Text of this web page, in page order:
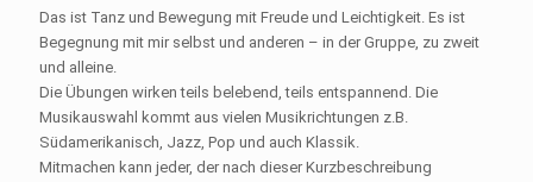
Das ist Tanz und Bewegung mit Freude und Leichtigkeit. Es ist
Begegnung mit mir selbst und anderen – in der Gruppe, zu zweit
und alleine.
Die Übungen wirken teils belebend, teils entspannend. Die
Musikauswahl kommt aus vielen Musikrichtungen z.B.
Südamerikanisch, Jazz, Pop und auch Klassik.
Mitmachen kann jeder, der nach dieser Kurzbeschreibung